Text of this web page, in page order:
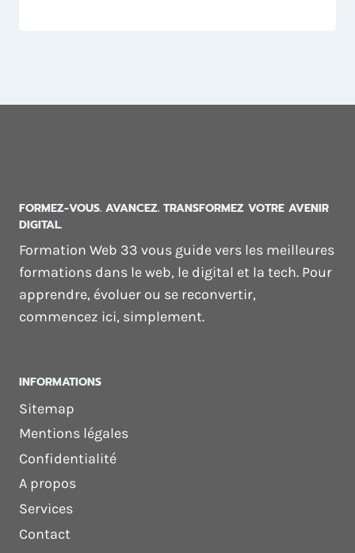
FORMEZ-VOUS. AVANCEZ. TRANSFORMEZ VOTRE AVENIR
DIGITAL.
Formation Web 33 vous guide vers les meilleures
formations dans le web, le digital et la tech. Pour
apprendre, évoluer ou se reconvertir,
commencez ici, simplement.
INFORMATIONS
Sitemap
Mentions légales
Confidentialité
A propos
Services
Contact